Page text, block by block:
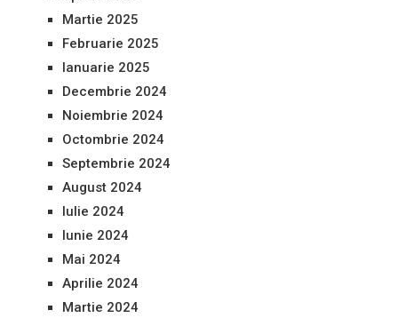
Martie 2025
Februarie 2025
Ianuarie 2025
Decembrie 2024
Noiembrie 2024
Octombrie 2024
Septembrie 2024
August 2024
Iulie 2024
Iunie 2024
Mai 2024
Aprilie 2024
Martie 2024